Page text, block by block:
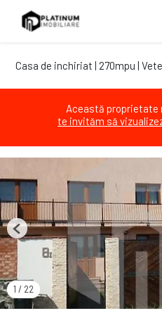
Casa de inchiriat | 270mpu |
Această proprietate
te invităm să
1 / 22
Previous